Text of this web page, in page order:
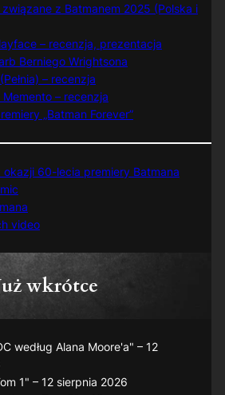
z Batmanem 2025 (Polska i
– recenzja, prezentacja
Berniego Wrightsona
– recenzja
– recenzja
„Batman Forever”
60-lecia premiery Batmana
video
wkrótce
według Alana Moore'a" – 12
1" – 12 sierpnia 2026